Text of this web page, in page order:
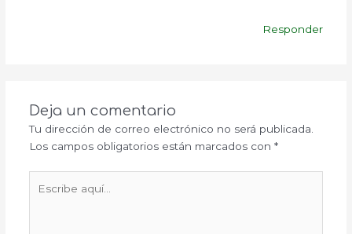
Responder
Deja un comentario
Tu dirección de correo electrónico no será publicada.
Los campos obligatorios están marcados con *
aquí...